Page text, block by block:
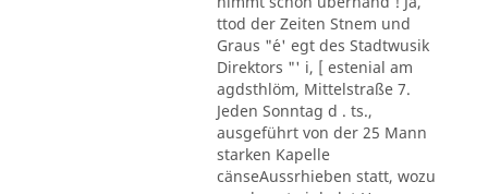
ttod der Zeiten Stnem und
Graus "´e' egt des Stadtwusik
Direktors "' i, [ estenial am
agdsthlöm, Mittelstraße 7.
Jeden Sonntag d . ts.,
ausgeführt von der 25 Mann
starken Kapelle
cänseAussrhieben statt, wozu